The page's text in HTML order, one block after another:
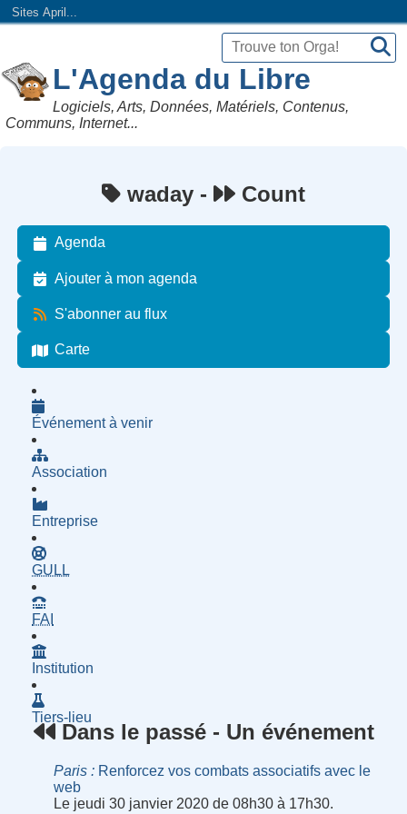
Sites April...
L'Agenda du Libre
Logiciels, Arts, Données, Matériels, Contenus,
Communs, Internet...
waday - Count
Agenda
Ajouter à mon agenda
S'abonner au flux
Carte
Événement à venir
Association
Entreprise
GULL
FAI
Institution
Tiers-lieu
Dans le passé - Un événement
Paris
Renforcez vos combats associatifs avec le
web
Le jeudi 30 janvier 2020 de 08h30 à 17h30.